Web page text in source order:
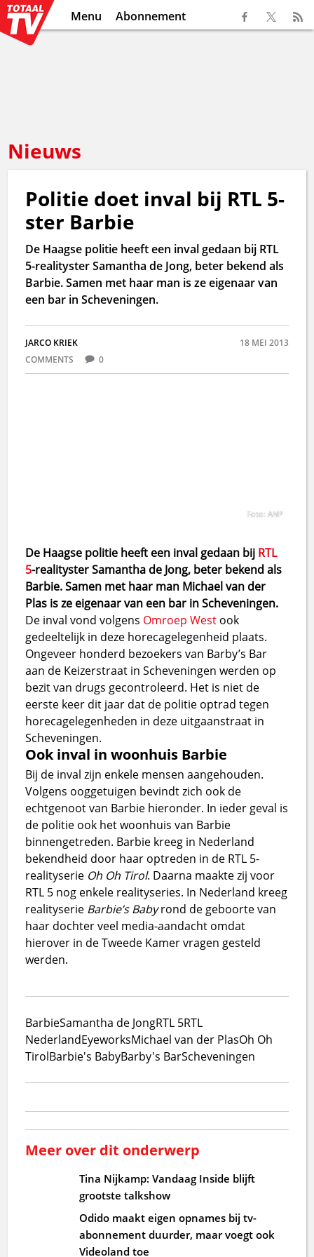
Menu Abonnement
Nieuws
Politie doet inval bij RTL 5-
ster Barbie
De Haagse politie heeft een inval gedaan bij RTL
5-realityster Samantha de Jong, beter bekend als
Barbie. Samen met haar man is ze eigenaar van
een bar in Scheveningen.
JARCO KRIEK
18 MEI 2013
COMMENTS
0
Foto: ANP
De Haagse politie heeft een inval gedaan bij RTL
5-realityster Samantha de Jong, beter bekend als
Barbie. Samen met haar man Michael van der
Plas is ze eigenaar van een bar in Scheveningen.
De inval vond volgens Omroep West ook
gedeeltelijk in deze horecagelegenheid plaats.
Ongeveer honderd bezoekers van Barby’s Bar
aan de Keizerstraat in Scheveningen werden op
bezit van drugs gecontroleerd. Het is niet de
eerste keer dit jaar dat de politie optrad tegen
horecagelegenheden in deze uitgaanstraat in
Scheveningen.
Ook inval in woonhuis Barbie
Bij de inval zijn enkele mensen aangehouden.
Volgens ooggetuigen bevindt zich ook de
echtgenoot van Barbie hieronder. In ieder geval is
de politie ook het woonhuis van Barbie
binnengetreden. Barbie kreeg in Nederland
bekendheid door haar optreden in de RTL 5-
realityserie Oh Oh Tirol. Daarna maakte zij voor
RTL 5 nog enkele realityseries. In Nederland kreeg
realityserie Barbie’s Babyrond de geboorte van
haar dochter veel media-aandacht omdat
hierover in de Tweede Kamer vragen gesteld
werden.
BarbieSamantha de JongRTL 5RTL
NederlandEyeworksMichael van der PlasOh Oh
TirolBarbie's BabyBarby's BarScheveningen
Meer over dit onderwerp
Tina Nijkamp: Vandaag Inside blijft
grootste talkshow
Odido maakt eigen opnames bij tv-
abonnement duurder, maar voegt ook
Videoland toe